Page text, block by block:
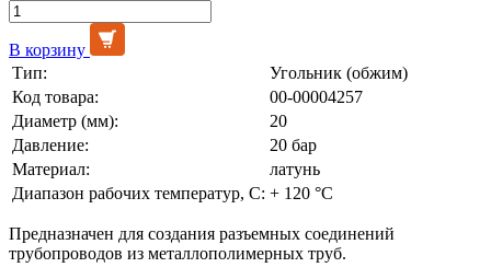
В корзину
Тип:
Угольник (обжим)
Код товара:
00-00004257
Диаметр (мм):
20
Давление:
20 бар
Материал:
латунь
Диапазон рабочих температур, С: + 120 °С
Предназначен для создания разъемных соединений
трубопроводов из металлополимерных труб.